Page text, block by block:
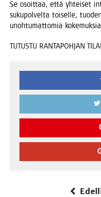
Se osoit­taa, että yhtei­set
suku­pol­vel­ta toi­sel­le,
unoh­tu­mat­to­mia
TUTUSTU RANTAPOHJAN